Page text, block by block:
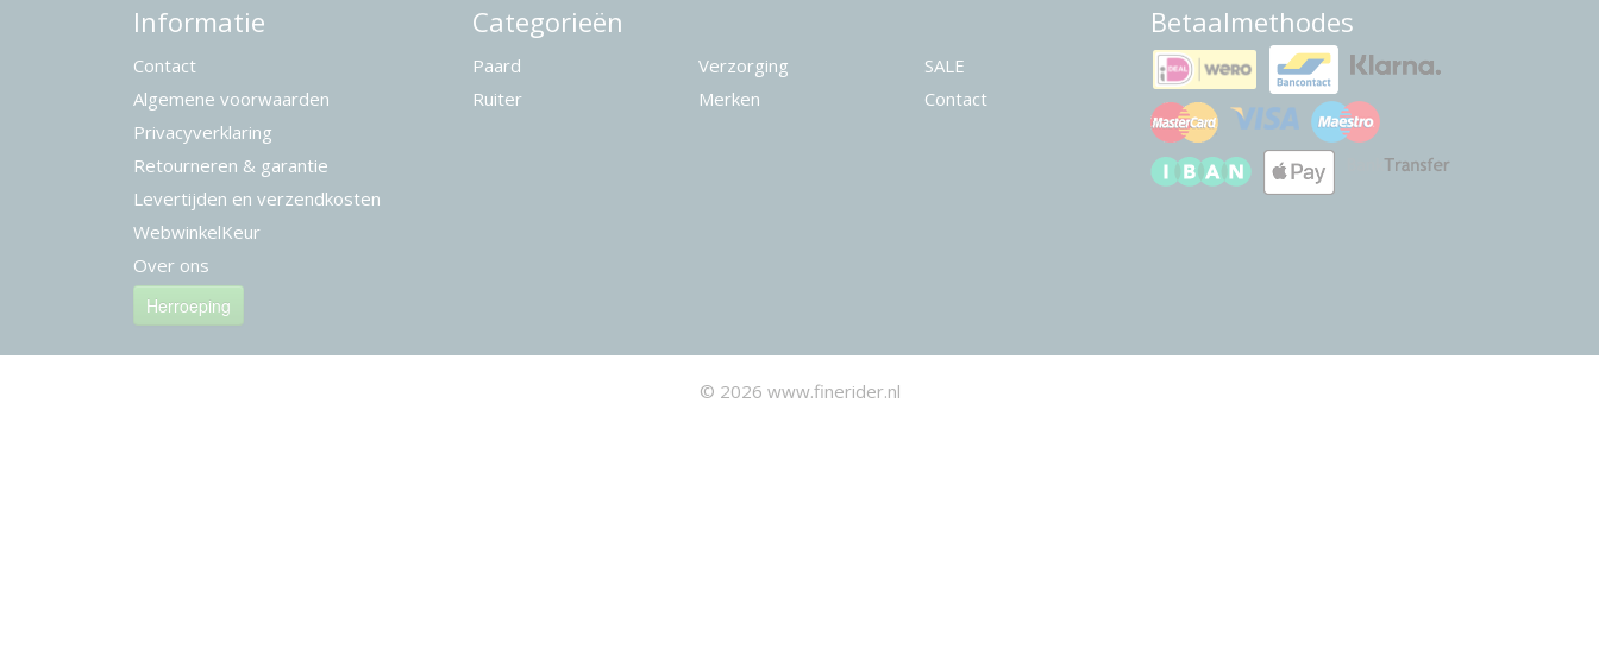
Informatie
Contact
Algemene voorwaarden
Privacyverklaring
Retourneren & garantie
Levertijden en verzendkosten
WebwinkelKeur
Over ons
Herroeping
Categorieën
Paard
Ruiter
Verzorging
Merken
SALE
Contact
Betaalmethodes
© 2026 www.finerider.nl